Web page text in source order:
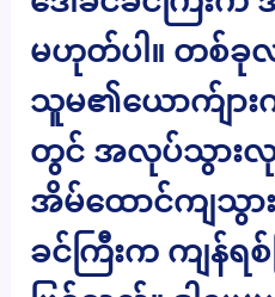
မဟုတ်ပါ။ တစ်ခု
သူမ၏ယောက်ျာ
တွင် အလုပ်သွားလု
အိမ်ထောင်ကျသွား
ခင်ကြီးက ကျန်ရစ်